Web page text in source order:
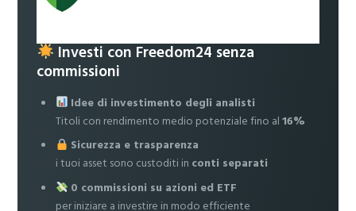
Investi con Freedom24 senza
commissioni
Idee di investimento degli analisti
Titoli con rendimento medio potenziale fino al16%
Sicurezza e trasparenza
i tuoi asset sono custoditi in conti separati
0 commissioni su azioni ed ETF
per iniziare a investire in modo efficiente